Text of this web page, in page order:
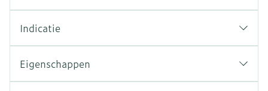
Indicatie
Eigenschappen